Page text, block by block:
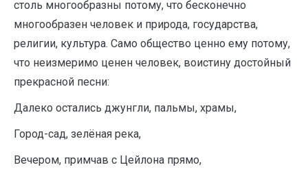
столь многообразны потому, что бесконечно
многообразен человек и природа, государства,
религии, культура. Само общество ценно ему потому,
что неизмеримо ценен человек, воистину достойный
прекрасной песни:
Далеко остались джунгли, пальмы, храмы,
Город-сад, зелёная река,
Вечером, примчав с Цейлона прямо,